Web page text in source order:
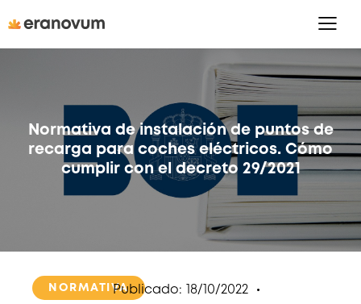
Normativa de instalación de puntos de
recarga para coches eléctricos. Cómo
cumplir con el decreto 29/2021
NORMATIVAPublicado:
18/10/2022